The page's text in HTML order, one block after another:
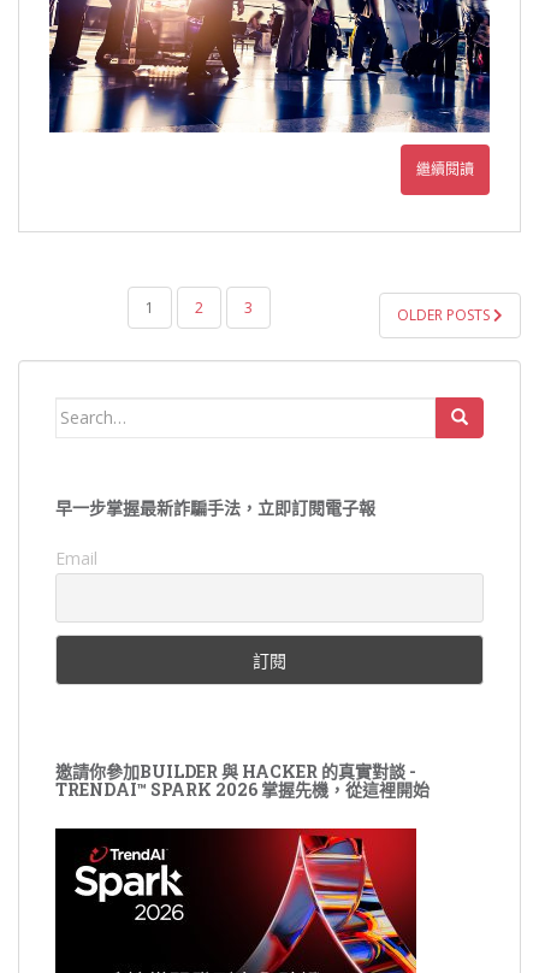
繼續閱讀
導
1 2 3 OLDER POSTS
Search
早一步掌握最新詐騙手法，立即訂閱電子報
Email
邀請你參加BUILDER 與 HACKER 的真實對談 -
TRENDAI™ SPARK 2026 掌握先機，從這裡開始